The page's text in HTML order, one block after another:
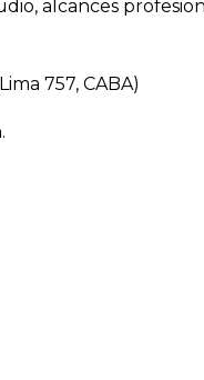
alcances
757, CABA)
.